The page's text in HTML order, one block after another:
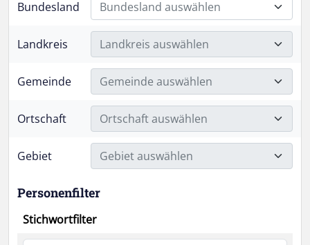
Bundesland Bundesland auswählen
Landkreis Landkreis auswählen
Gemeinde Gemeinde auswählen
Ortschaft Ortschaft auswählen
Gebiet Gebiet auswählen
Personenfilter
Stichwortfilter